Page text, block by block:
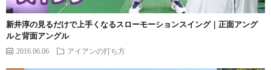
新井淳の見るだけで上手くなるスローモーションスイング｜正面アング
ルと背面アングル
2016.06.06 アイアンの打ち方